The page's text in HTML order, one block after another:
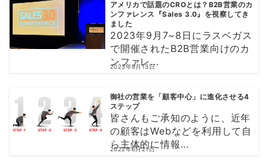
アメリカで話題のCROとは？B2B営業のカ
ンファレンス『Sales 3.0』を視察してき
ました
2023年9月7~8日にラスベガス
で開催されたB2B営業向けのカ
ンファレ...
2023年9月13日
御社の営業を「顧客中心」に進化させる4
ステップ
皆さんもご承知のように、近年
の顧客はWebなどを利用して自
ら主体的に情報...
2022年6月21日